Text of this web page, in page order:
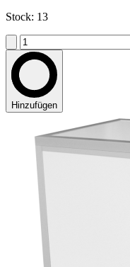
Stock: 13
Hinzufügen